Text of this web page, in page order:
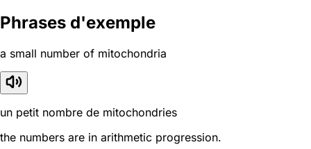
Phrases d'exemple
a small number of mitochondria
un petit nombre de mitochondries
the numbers are in arithmetic progression.